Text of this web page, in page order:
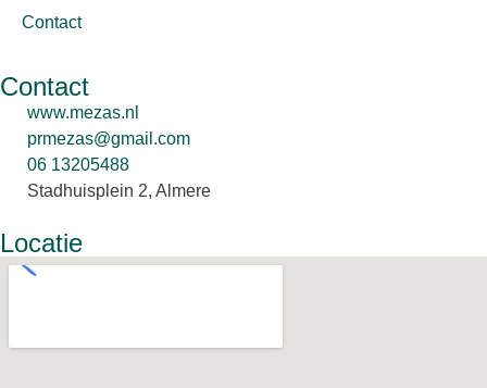
Contact
Contact
www.mezas.nl
prmezas@gmail.com
06 13205488
Stadhuisplein 2, Almere
Locatie